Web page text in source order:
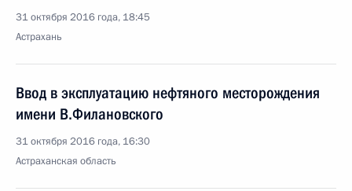
31 октября 2016 года, 18:45
Астрахань
Ввод в эксплуатацию нефтяного месторождения
имени В.Филановского
31 октября 2016 года, 16:30
Астраханская область